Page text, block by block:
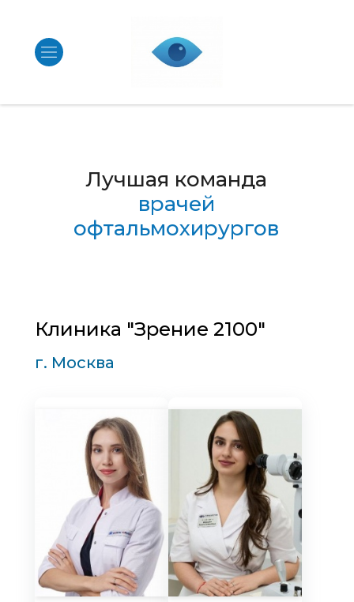
Лучшая команда
врачей
офтальмохирургов
Клиника "Зрение 2100"
г. Москва